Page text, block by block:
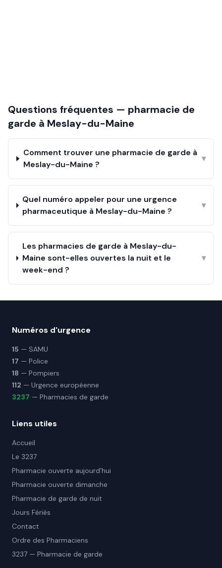
Questions fréquentes — pharmacie de
garde à Meslay-du-Maine
Comment trouver une pharmacie de garde à
Meslay-du-Maine ?
▾
Quel numéro appeler pour une urgence
pharmaceutique à Meslay-du-Maine ?
▾
Les pharmacies de garde à Meslay-du-
Maine sont-elles ouvertes la nuit et le
week-end ?
▾
Numéros d'urgence
15 — SAMU
17 — Police
18 — Pompiers
112 — Urgence européenne
3237 — Pharmacies de garde
Liens utiles
Accueil
Le 3237
Pharmacie ouverte aujourd'hui
Pharmacie ouverte dimanche
Pharmacie de garde de nuit
Jours Fériés
Contact
Ordre des Pharmaciens
3237 — Pharmacie de garde